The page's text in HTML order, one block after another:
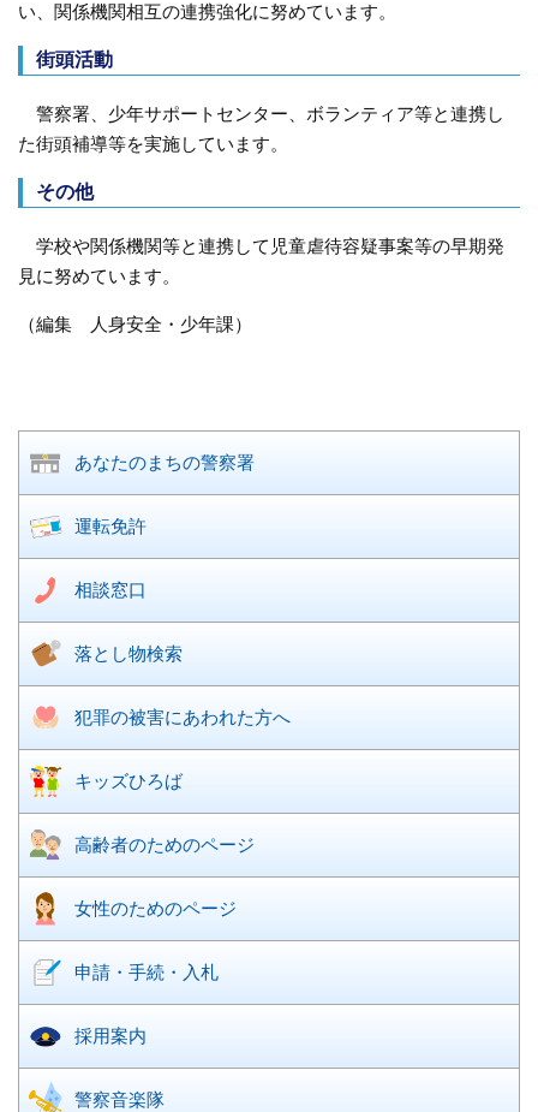
い、関係機関相互の連携強化に努めています。
街頭活動
警察署、少年サポートセンター、ボランティア等と連携し
た街頭補導等を実施しています。
その他
学校や関係機関等と連携して児童虐待容疑事案等の早期発
見に努めています。
（編集 人身安全・少年課）
あなたのまちの警察署
運転免許
相談窓口
落とし物検索
犯罪の被害にあわれた方へ
キッズひろば
高齢者のためのページ
女性のためのページ
申請・手続・入札
採用案内
警察音楽隊